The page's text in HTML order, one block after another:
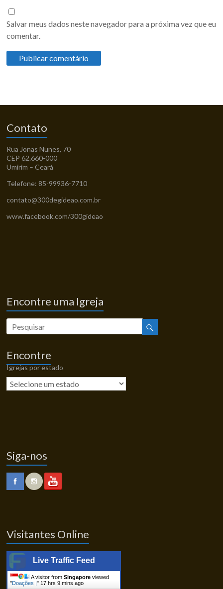
Salvar meus dados neste navegador para a próxima vez que eu
comentar.
Contato
Rua Jonas Nunes, 70
CEP 62.660-000
Umirim – Ceará
Telefone: 85-99936-7710
contato@300degideao.com.br
www.facebook.com/300gideao
Encontre uma Igreja
Encontre
Igrejas por estado
Siga-nos
Visitantes Online
Live Traffic Feed
A visitor fromSingapore viewed
"Doações |" 17 hrs 9 mins ago